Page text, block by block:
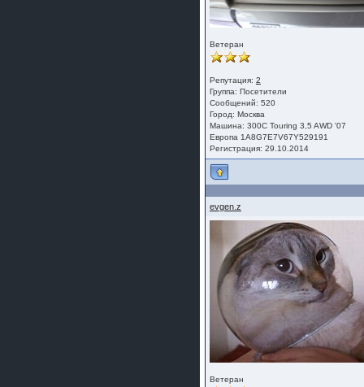
Ветеран
Репутация: 2
Группа: Посетители
Сообщений: 520
Город: Москва
Машина: 300С Touring 3,5 AWD '07
Европа 1A8G7E7V67Y529191
Регистрация: 29.10.2014
evgen.z
Ветеран